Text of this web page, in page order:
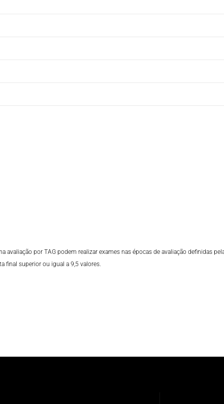
avaliação por TAG podem realizar exames nas épocas de avaliação definidas
final superior ou igual a 9,5 valores.